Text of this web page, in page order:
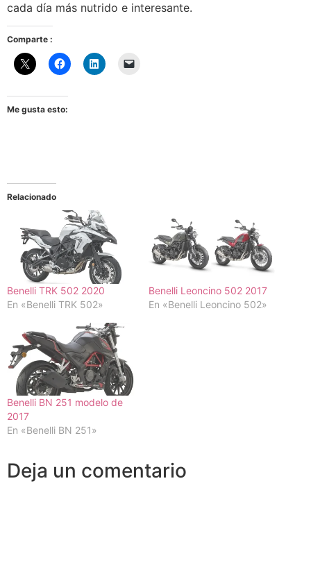
cada día más nutrido e interesante.
Comparte :
Me gusta esto:
Relacionado
Benelli TRK 502 2020
En «Benelli TRK 502»
Benelli Leoncino 502 2017
En «Benelli Leoncino 502»
Benelli BN 251 modelo de
2017
En «Benelli BN 251»
Deja un comentario